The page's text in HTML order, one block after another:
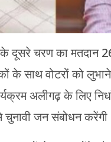
दूसरे चरण का मतदान
के साथ वोटरों को
अलीगढ़ के लिए
चुनावी जन संबोधन